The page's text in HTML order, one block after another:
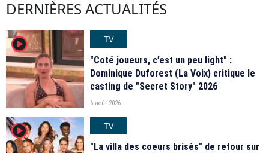
DERNIÈRES ACTUALITÉS
player2
TV
"Coté joueurs, c’est un peu light" :
Dominique Duforest (La Voix) critique le
casting de "Secret Story" 2026
6 août 2026
player2
TV
"La villa des coeurs brisés" de retour sur